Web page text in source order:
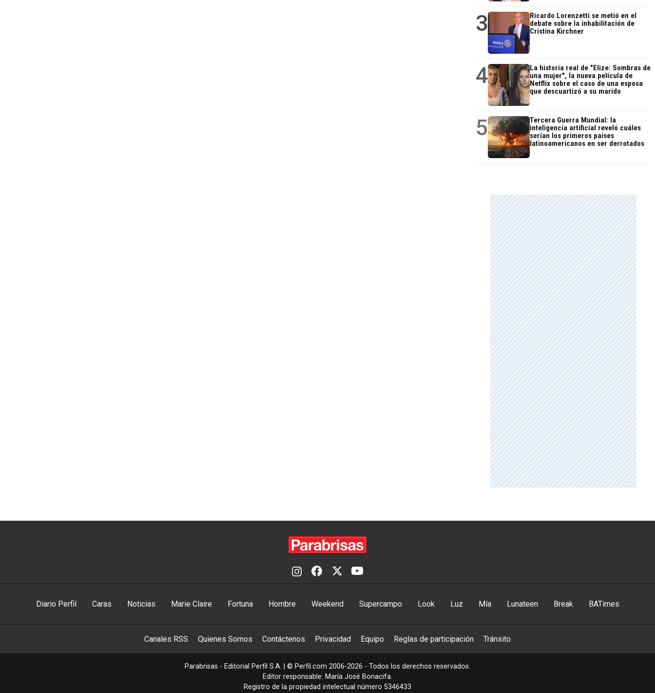
3
Ricardo Lorenzetti se metió en el
debate sobre la inhabilitación de
Cristina Kirchner
4
La historia real de "Elize: Sombras de
una mujer", la nueva película de
Netflix sobre el caso de una esposa
que descuartizó a su marido
5
Tercera Guerra Mundial: la
inteligencia artificial reveló cuáles
serían los primeros países
latinoamericanos en ser derrotados
Diario Perfil Caras Noticias Marie Claire Fortuna Hombre Weekend Supercampo Look Luz Mía Lunateen Break BATimes
Canales RSS Quienes Somos Contáctenos Privacidad Equipo Reglas de participación Tránsito
Parabrisas - Editorial Perfil S.A. | © Perfil.com 2006-2026 - Todos los derechos reservados.
Editor responsable: María José Bonacifa.
Registro de la propiedad intelectual número 5346433